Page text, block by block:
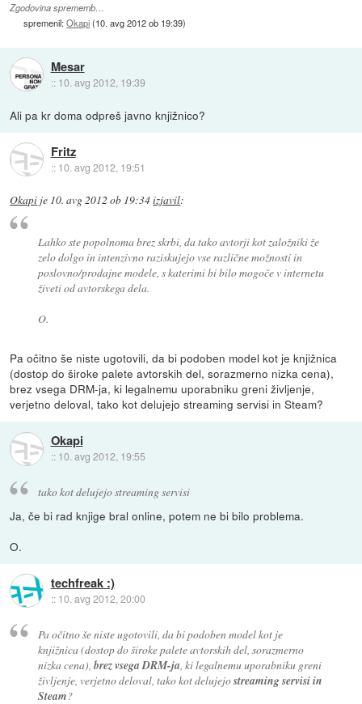
Zgodovina sprememb…
spremenil:Okapi(10. avg 2012 ob 19:39)
Mesar
:: 10. avg 2012, 19:39
Ali pa kr doma odpreš javno knjižnico?
Fritz
:: 10. avg 2012, 19:51
Okapi je 10. avg 2012 ob 19:34izjavil:
Lahko ste popolnoma brez skrbi, da tako avtorji kot založniki že
zelo dolgo in intenzivno raziskujejo vse različne možnosti in
poslovno/prodajne modele, s katerimi bi bilo mogoče v internetu
živeti od avtorskega dela.
O.
Pa očitno še niste ugotovili, da bi podoben model kot je knjižnica
(dostop do široke palete avtorskih del, sorazmerno nizka cena),
brez vsega DRM-ja, ki legalnemu uporabniku greni življenje,
verjetno deloval, tako kot delujejo streaming servisi in Steam?
Okapi
:: 10. avg 2012, 19:55
tako kot delujejo streaming servisi
Ja, če bi rad knjige bral online, potem ne bi bilo problema.
O.
techfreak :)
:: 10. avg 2012, 20:00
Pa očitno še niste ugotovili, da bi podoben model kot je
knjižnica (dostop do široke palete avtorskih del, sorazmerno
nizka cena), brez vsega DRM-ja , ki legalnemu uporabniku greni
življenje, verjetno deloval, tako kot delujejostreaming servisi in
Steam?